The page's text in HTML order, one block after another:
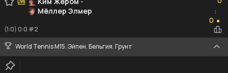
Мёллер Элмер
:
0 ●
(1:0) 0:0 #2
World Tennis M15. Эйпен. Бельгия. Грунт